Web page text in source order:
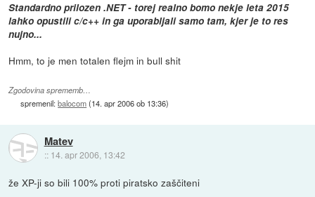
Standardno prilozen .NET - torej realno bomo nekje leta 2015
lahko opustili c/c++ in ga uporabljali samo tam, kjer je to res
nujno...
Hmm, to je men totalen flejm in bull shit
Zgodovina sprememb…
spremenil:balocom(14. apr 2006 ob 13:36)
Matev
:: 14. apr 2006, 13:42
že XP-ji so bili 100% proti piratsko zaščiteni